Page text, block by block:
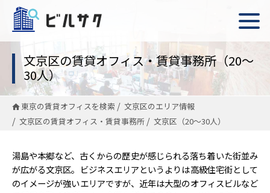
文京区の賃貸オフィス・賃貸事務所（20〜
30人）
東京の賃貸オフィスを検索
文京区のエリア情報
文京区の賃貸オフィス・賃貸事務所
文京区（20〜30人）
湯島や本郷など、古くからの歴史が感じられる落ち着いた街並み
が広がる文京区。ビジネスエリアというよりは高級住宅街として
のイメージが強いエリアですが、近年は大型のオフィスビルなど